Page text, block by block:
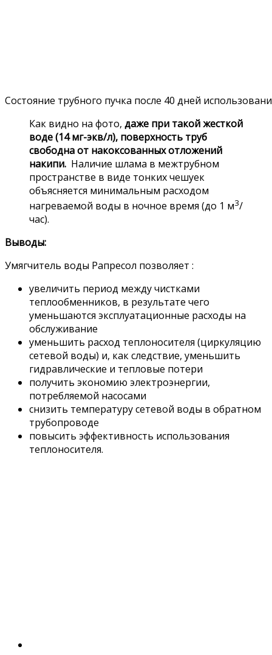
Состояние трубного пучка после 40 дней
Как видно на фото, даже при такой жесткой
воде (14 мг-экв/л), поверхность труб
свободна от накоксованных отложений
накипи. Наличие шлама в межтрубном
пространстве в виде тонких чешуек
объясняется минимальным расходом
нагреваемой воды в ночное время (до 1 м3/
час).
Выводы:
Умягчитель воды Рапресол позволяет :
увеличить период между чистками
теплообменников, в результате чего
уменьшаются эксплуатационные расходы на
обслуживание
уменьшить расход теплоносителя (циркуляцию
сетевой воды) и, как следствие, уменьшить
гидравлические и тепловые потери
получить экономию электроэнергии,
потребляемой насосами
снизить температуру сетевой воды в обратном
трубопроводе
повысить эффективность использования
теплоносителя.